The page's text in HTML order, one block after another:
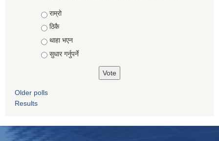
Choices
राम्रो
ठिकै
थाहा भएन
सुधार गर्नुपर्ने
Older polls
Results